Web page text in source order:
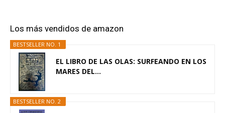
Los más vendidos de amazon
BESTSELLER NO. 1
EL LIBRO DE LAS OLAS: SURFEANDO EN LOS
MARES DEL...
BESTSELLER NO. 2